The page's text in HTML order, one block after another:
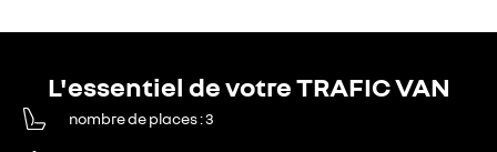
L'essentiel de votre TRAFIC VAN
nombre de places 3